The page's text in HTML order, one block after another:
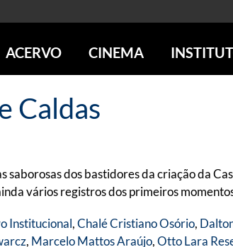
ACERVO
SOBRE O ACERVO
BIBLIOTECA DE FOTOGRAFIA
DESTAQUES DE A a Z
CINEMA
BLOG DO CINEMA
REVISTAS DE
QUEM
EDUCAÇÃO
Caldas
saborosas dos bastidores da criação da
vários registros dos primeiros
Institucional,Chalé Cristiano Osório,
, Marcelo Mattos Araújo,Otto Lara